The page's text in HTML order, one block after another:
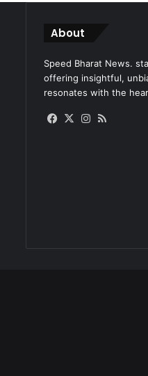
About
Speed Bharat News.
offering insightful,
resonates with the
Facebook
X Instagram